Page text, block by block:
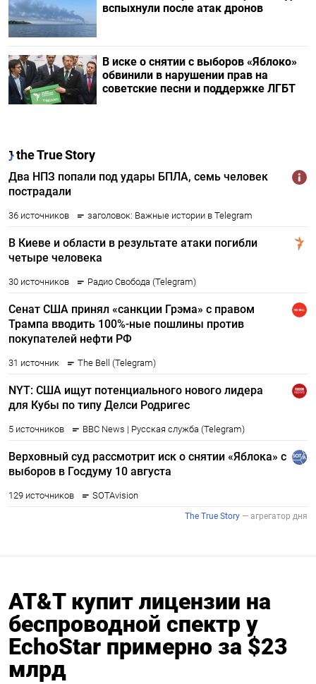
вспыхнули после атак дронов
В иске о снятии с выборов «Яблоко»
обвинили в нарушении прав на
советские песни и поддержке ЛГБТ
AT&T купит лицензии на
беспроводной спектр у
EchoStar примерно за $23
млрд